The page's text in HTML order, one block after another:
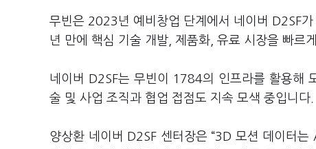
무빈은 2023년 예비창업 단계에서 네이버 D2SF
년 만에 핵심 기술 개발, 제품화, 유료 시장을 빠르
네이버 D2SF는 무빈이 1784의 인프라를 활용해
술 및 사업 조직과 협업 접점도 지속 모색 중입니다.
양상환 네이버 D2SF 센터장은 “3D 모션 데이터